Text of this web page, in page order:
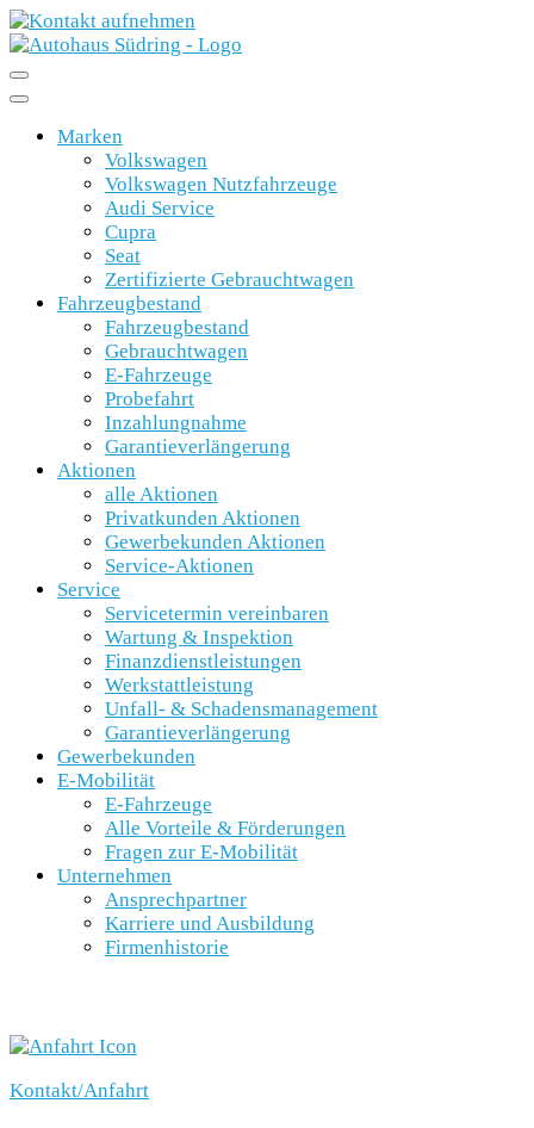
Marken
Volkswagen
Volkswagen Nutzfahrzeuge
Audi Service
Cupra
Seat
Zertifizierte Gebrauchtwagen
Fahrzeugbestand
Fahrzeugbestand
Gebrauchtwagen
E-Fahrzeuge
Probefahrt
Inzahlungnahme
Garantieverlängerung
Aktionen
alle Aktionen
Privatkunden Aktionen
Gewerbekunden Aktionen
Service-Aktionen
Service
Servicetermin vereinbaren
Wartung & Inspektion
Finanzdienstleistungen
Werkstattleistung
Unfall- & Schadensmanagement
Garantieverlängerung
Gewerbekunden
E-Mobilität
E-Fahrzeuge
Alle Vorteile & Förderungen
Fragen zur E-Mobilität
Unternehmen
Ansprechpartner
Karriere und Ausbildung
Firmenhistorie
Kontakt/Anfahrt